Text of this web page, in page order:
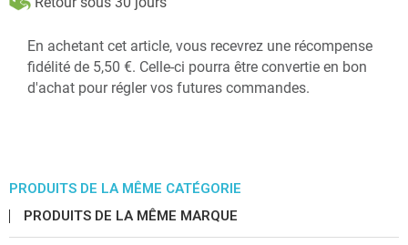
En achetant cet article, vous recevrez une récompense
fidélité de 5,50 €. Celle-ci pourra être convertie en bon
d'achat pour régler vos futures commandes.
PRODUITS DE LA MÊME CATÉGORIE
PRODUITS DE LA MÊME MARQUE